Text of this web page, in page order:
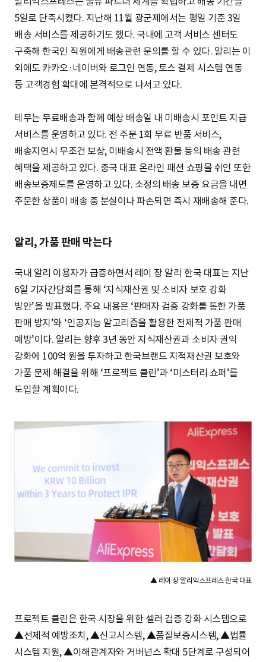
5일로 단축시켰다. 지난해 11월 광군제에서는 평일 기준 3일
배송 서비스를 제공하기도 했다. 국내에 고객 서비스 센터도
구축해 한국인 직원에게 배송관련 문의를 할 수 있다. 알리는 이
외에도 카카오·네이버와 로그인 연동, 토스 결제 시스템 연동
등 고객경험 확대에 본격적으로 나서고 있다.
테무는 무료배송과 함께 예상 배송일 내 미배송시 포인트 지급
서비스를 운영하고 있다. 전 주문 1회 무료 반품 서비스,
배송지연시 무조건 보상, 미배송시 전액 환불 등의 배송 관련
혜택을 제공하고 있다. 중국 대표 온라인 패션 쇼핑몰 쉬인 또한
배송보증제도를 운영하고 있다. 소정의 배송 보증 요금을 내면
주문한 상품이 배송 중 분실이나 파손되면 즉시 재배송해 준다.
알리, 가품 판매 막는다
국내 알리 이용자가 급증하면서 레이 장 알리 한국 대표는 지난
6일 기자간담회를 통해 ‘지식재산권 및 소비자 보호 강화
방안’을 발표했다. 주요 내용은 ‘판매자 검증 강화를 통한 가품
판매 방지’와 ‘인공지능 알고리즘을 활용한 전제적 가품 판매
예방’이다. 알리는 향후 3년 동안 지식재산권과 소비자 권익
강화에 100억 원을 투자하고 한국브랜드 지적재산권 보호와
가품 문제 해결을 위해 ‘프로젝트 클린’과 ‘미스터리 쇼퍼’를
도입할 계획이다.
▲ 레이 장 알리익스프레스 한국 대표
프로젝트 클린은 한국 시장을 위한 셀러 검증 강화 시스템으로
▲선제적 예방조치, ▲신고시스템, ▲품질보증시스템, ▲법률
시스템 지원, ▲이해관계자와 거버넌스 확대 5단계로 구성되어